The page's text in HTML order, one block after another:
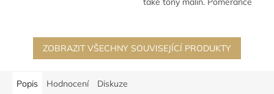
ZOBRAZIT VŠECHNY SOUVISEJÍCÍ PRODUKTY
Popis Hodnocení Diskuze